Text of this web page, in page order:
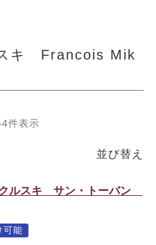
キ Francois Mik
並び替え
4件表示
ルスキ サン・トーバン
可能